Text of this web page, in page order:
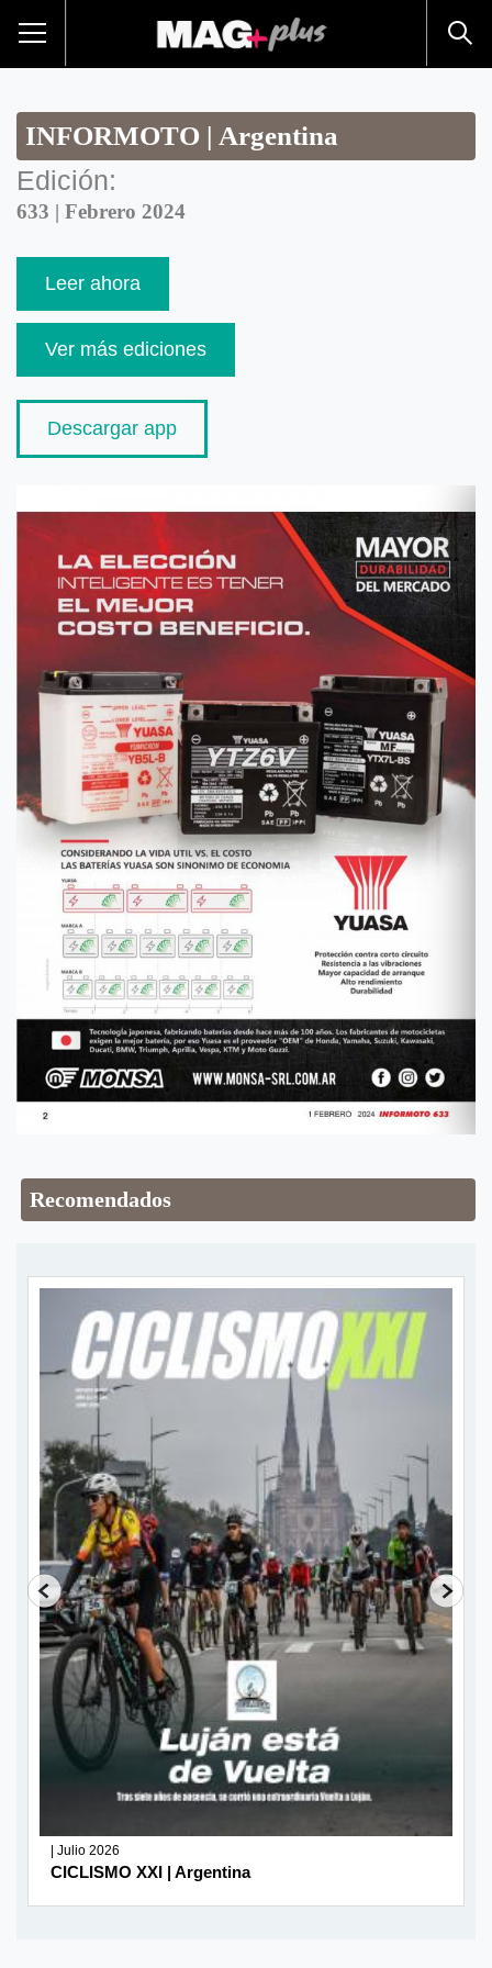
INFORMOTO | Argentina
Edición:
633 | Febrero 2024
Leer ahora
Ver más ediciones
Descargar app
Recomendados
| Julio 2026
CICLISMO XXI | Argentina